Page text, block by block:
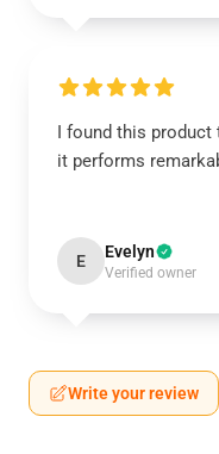
I found this product
it performs
E Evelyn
Verified owner
Write your review